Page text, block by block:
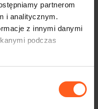
partnerom
i analitycznym.
z innymi danymi
podczas
Uber, Bolt, FreeNow